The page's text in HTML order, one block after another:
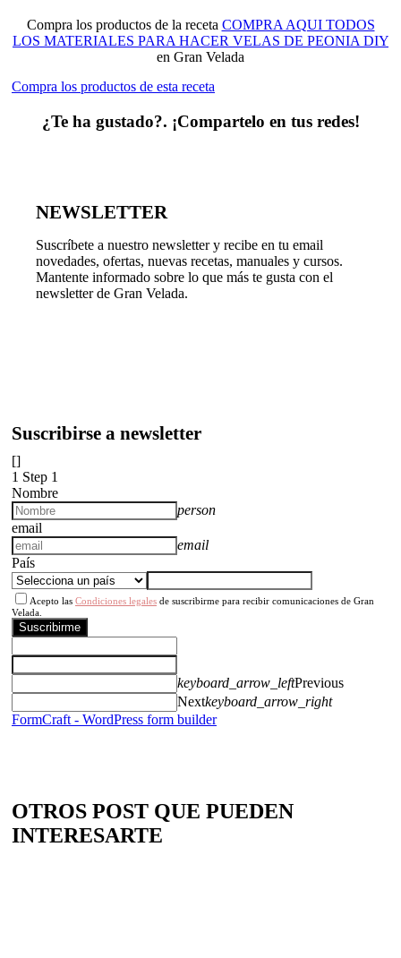
Compra los productos de la receta COMPRA AQUI TODOS
LOS MATERIALES PARA HACER VELAS DE PEONIA DIY
en Gran Velada
Compra los productos de esta receta
¿Te ha gustado?. ¡Compartelo en tus redes!
NEWSLETTER
Suscríbete a nuestro newsletter y recibe en tu email
novedades, ofertas, nuevas recetas, manuales y cursos.
Mantente informado sobre lo que más te gusta con el
newsletter de Gran Velada.
Suscribirse a newsletter
[]
1 Step 1
Nombre
person
email
email
País
Acepto las Condiciones legales de suscribirme para recibir comunicaciones de Gran
Velada.
Suscribirme
keyboard_arrow_leftPrevious
Nextkeyboard_arrow_right
FormCraft - WordPress form builder
OTROS POST QUE PUEDEN
INTERESARTE